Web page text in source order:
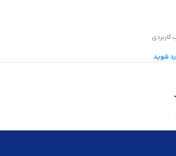
کاربردی
شوید
.